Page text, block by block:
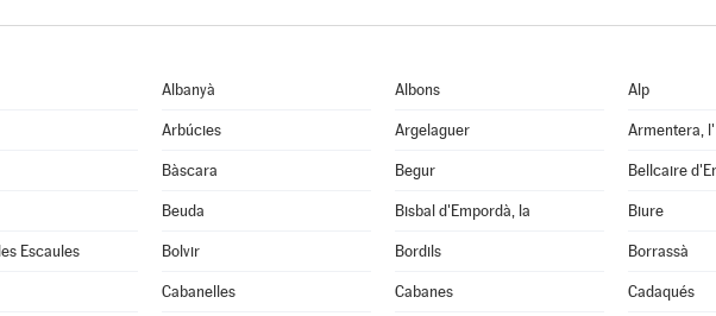
Albanyà Albons Alp
Arbúcies Argelaguer Armentera, l'
Bàscara Begur Bellcaire
Beuda Bisbal d'Empordà, la Biure
Escaules Bolvir Bordils Borrassà
Cabanelles Cabanes Cadaqués